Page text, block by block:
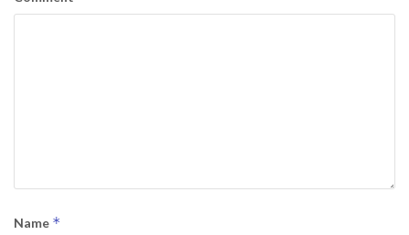
Name *